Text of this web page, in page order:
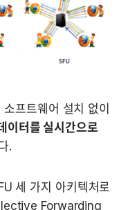
이터를 실시간으로
.
세 가지 아키텍처로
Forwarding